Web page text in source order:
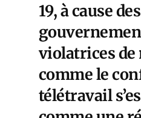
19, à cause
violatrices de
comme le
télétravail